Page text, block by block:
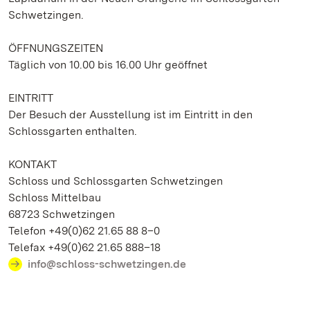
Schwetzingen.
ÖFFNUNGSZEITEN
Täglich von 10.00 bis 16.00 Uhr geöffnet
EINTRITT
Der Besuch der Ausstellung ist im Eintritt in den
Schlossgarten enthalten.
KONTAKT
Schloss und Schlossgarten Schwetzingen
Schloss Mittelbau
68723 Schwetzingen
Telefon +49(0)62 21.65 88 8–0
Telefax +49(0)62 21.65 888–18
info@schloss-schwetzingen.de